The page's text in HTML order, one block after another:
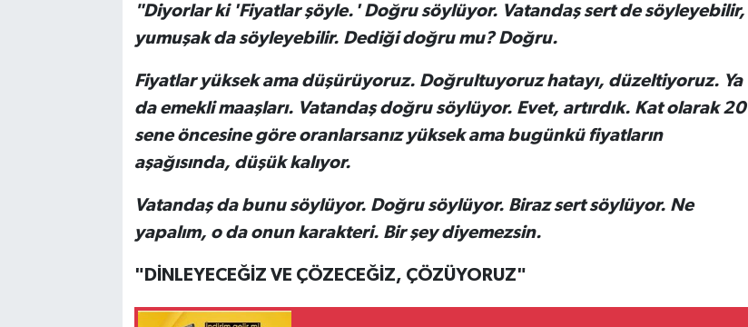
"Diyorlar ki 'Fiyatlar şöyle.' Doğru söylüyor. Vatandaş sert de söyleyebilir,
yumuşak da söyleyebilir. Dediği doğru mu? Doğru.
Fiyatlar yüksek ama düşürüyoruz. Doğrultuyoruz hatayı, düzeltiyoruz. Ya
da emekli maaşları. Vatandaş doğru söylüyor. Evet, artırdık. Kat olarak 20
sene öncesine göre oranlarsanız yüksek ama bugünkü fiyatların
aşağısında, düşük kalıyor.
Vatandaş da bunu söylüyor. Doğru söylüyor. Biraz sert söylüyor. Ne
yapalım, o da onun karakteri. Bir şey diyemezsin.
"DİNLEYECEĞİZ VE ÇÖZECEĞİZ, ÇÖZÜYORUZ"